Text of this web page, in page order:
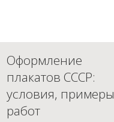
Оформление
плакатов СССР:
условия, примеры
работ